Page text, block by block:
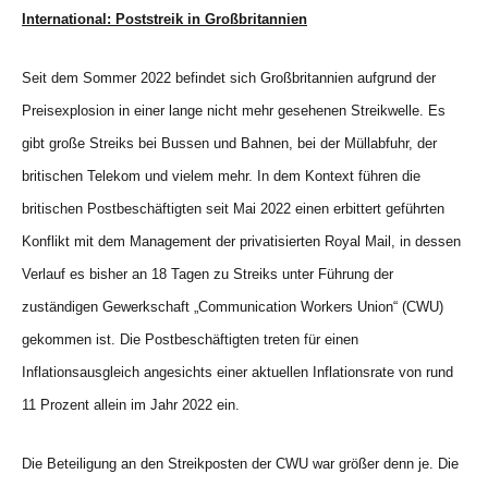
International: Poststreik in Großbritannien
Seit dem Sommer 2022 befindet sich Großbritannien aufgrund der
Preisexplosion in einer lange nicht mehr gesehenen Streikwelle. Es
gibt große Streiks bei Bussen und Bahnen, bei der Müllabfuhr, der
britischen Telekom und vielem mehr. In dem Kontext führen die
britischen Postbeschäftigten seit Mai 2022 einen erbittert geführten
Konflikt mit dem Management der privatisierten Royal Mail, in dessen
Verlauf es bisher an 18 Tagen zu Streiks unter Führung der
zuständigen Gewerkschaft „Communication Workers Union“ (CWU)
gekommen ist. Die Postbeschäftigten treten für einen
Inflationsausgleich angesichts einer aktuellen Inflationsrate von rund
11 Prozent allein im Jahr 2022 ein.
Die Beteiligung an den Streikposten der CWU war größer denn je. Die